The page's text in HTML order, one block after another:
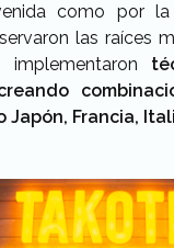
como por la
las raíces
Japón, Francia,